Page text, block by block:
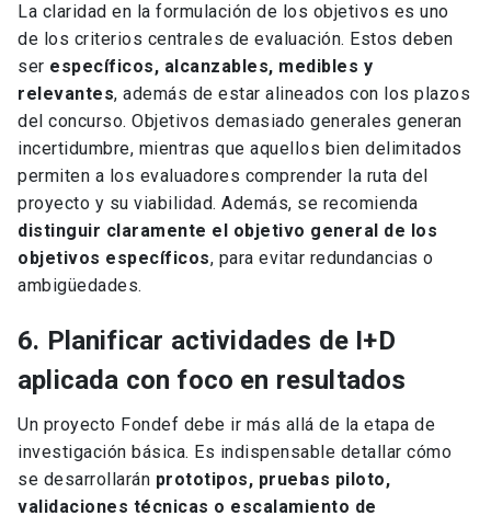
La claridad en la formulación de los objetivos es uno
de los criterios centrales de evaluación. Estos deben
ser específicos, alcanzables, medibles y
relevantes, además de estar alineados con los plazos
del concurso. Objetivos demasiado generales generan
incertidumbre, mientras que aquellos bien delimitados
permiten a los evaluadores comprender la ruta del
proyecto y su viabilidad. Además, se recomienda
distinguir claramente el objetivo general de los
objetivos específicos, para evitar redundancias o
ambigüedades.
6. Planificar actividades de I+D
aplicada con foco en resultados
Un proyecto Fondef debe ir más allá de la etapa de
investigación básica. Es indispensable detallar cómo
se desarrollarán prototipos, pruebas piloto,
validaciones técnicas o escalamiento de